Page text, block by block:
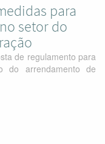
para
setor do
de regulamento para
do arrendamento de